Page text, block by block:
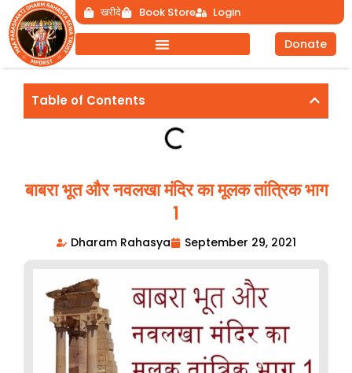
Skip
to
content
खरीदे Book Store Login
Donate
Table of Contents
बाबरा भूत और नवलखा मंदिर का मूलक तांत्रिक भाग
1
Dharam Rahasya September 29, 2021